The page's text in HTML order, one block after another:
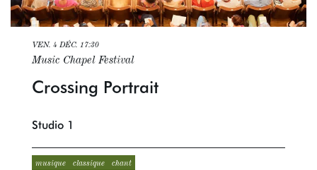
Crossing Portrait
Music Chapel Festival
VEN. 4 DÉC. 17:30
Studio 1
musique classique chant